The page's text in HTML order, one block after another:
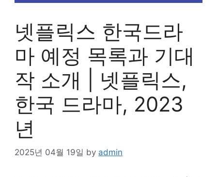
넷플릭스 한국드라
마 예정 목록과 기대
작 소개 | 넷플릭스,
한국 드라마, 2023
년
2025년 04월 19일 by admin